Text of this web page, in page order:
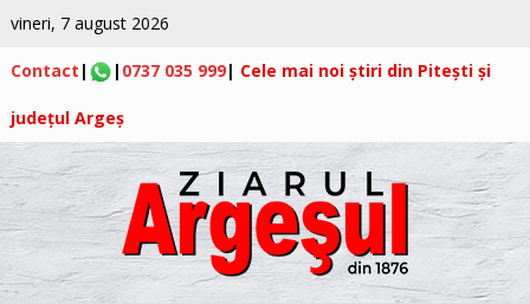
vineri, 7 august 2026
Contact | | 0737 035 999| Cele mai noi știri din Pitești și
județul Argeș